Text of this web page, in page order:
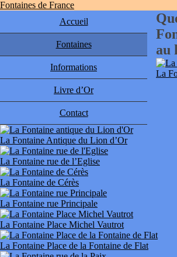
Fontaines de France
Accueil
Fontaines
Informations
Livre d’Or
Contact
au
La
La Fontaine Antique du Lion d’Or
La Fontaine rue de l’Eglise
La Fontaine de Cérès
La Fontaine rue Principale
La Fontaine Place Michel Vautrot
La Fontaine Place de la Fontaine de Flat